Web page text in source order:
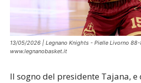
13/05/2026 | Legnano Knights - Pielle Livorno 88-
www.legnanobasket.it
Il sogno del presidente Tajana, e